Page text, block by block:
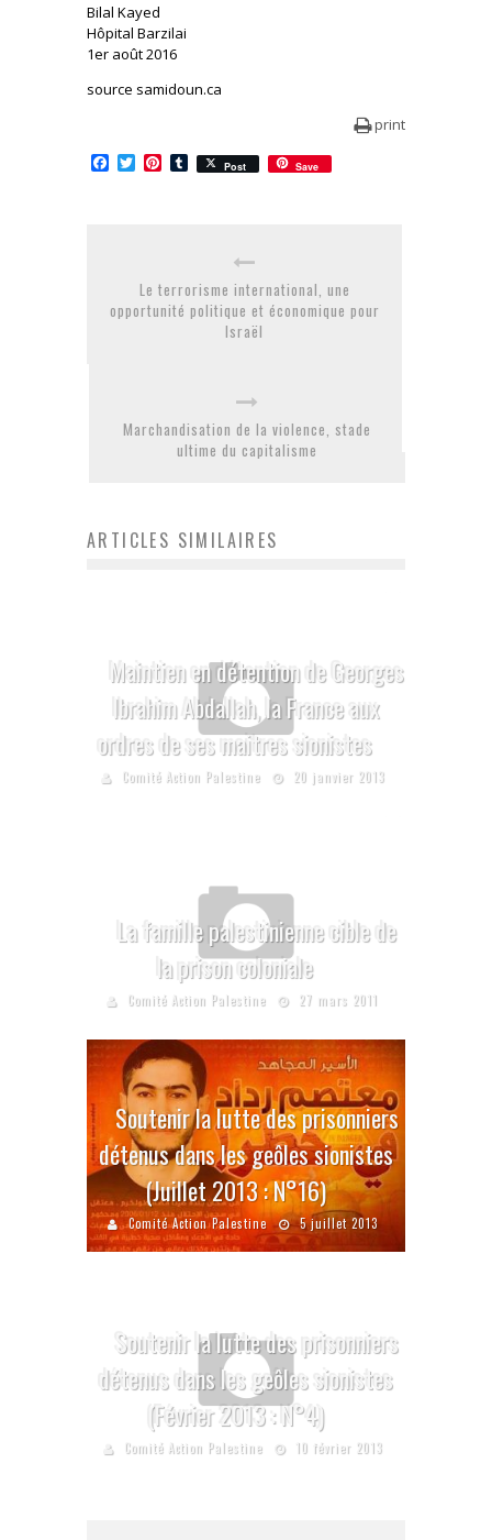
Bilal Kayed
Hôpital Barzilai
1er août 2016
source samidoun.ca
print
Facebook
TwitterPinterest
Tumblr
Post Save
Le terrorisme international, une
opportunité politique et économique pour
Israël
Marchandisation de la violence, stade
ultime du capitalisme
ARTICLES SIMILAIRES
Maintien en détention de Georges
Ibrahim Abdallah, la France aux
ordres de ses maitres sionistes
Comité Action Palestine 20 janvier 2013
La famille palestinienne cible de
la prison coloniale
Comité Action Palestine 27 mars 2011
Soutenir la lutte des prisonniers
détenus dans les geôles sionistes
(Juillet 2013 : N°16)
Comité Action Palestine 5 juillet 2013
Soutenir la lutte des prisonniers
détenus dans les geôles sionistes
(Février 2013 : N°4)
Comité Action Palestine 10 février 2013